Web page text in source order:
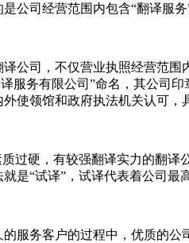
公司经营范围内包含“翻译服务
公司，不仅营业执照经营范围
服务有限公司”命名，其公司
使领馆和政府执法机关认可，
过硬，有较强翻译实力的翻译
是“试译”，试译代表着公司最
服务客户的过程中，优质的公